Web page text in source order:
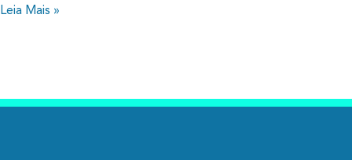
Leia Mais »